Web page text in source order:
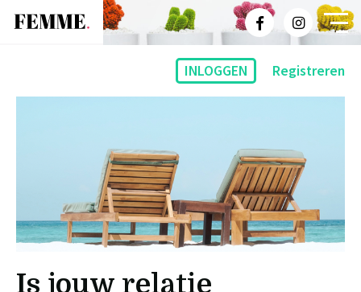
INLOGGEN Registreren
Is jouw relatie